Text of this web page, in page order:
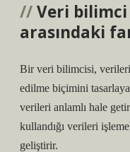
Veri
arasındaki
Bir veri bilimcisi,
edilme biçimini
verileri anlamlı hale
kullandığı verileri
geliştirir.